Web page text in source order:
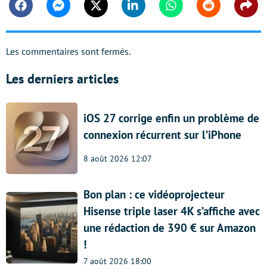
FacebookMessengerTwitter Linkedin WhatsappReddit
Les commentaires sont fermés.
Les derniers articles
iOS 27 corrige enfin un problème de
connexion récurrent sur l’iPhone
8 août 2026 12:07
Bon plan : ce vidéoprojecteur
Hisense triple laser 4K s’affiche avec
une rédaction de 390 € sur Amazon
!
7 août 2026 18:00